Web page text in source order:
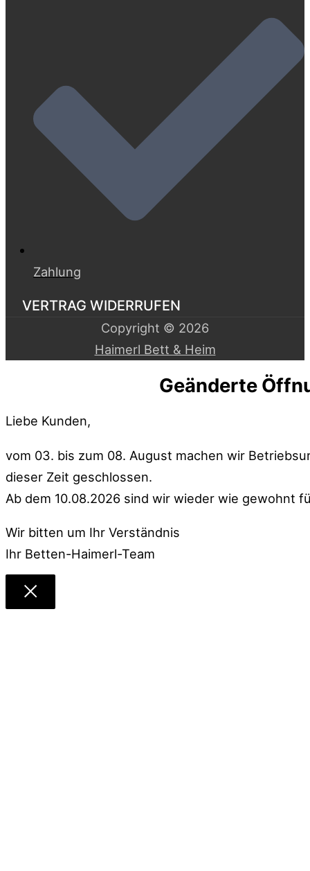
Zahlung
VERTRAG WIDERRUFEN
Copyright © 2026
Haimerl Bett & Heim
Geänderte
Liebe Kunden,
vom 03. bis zum 08. August machen wir
dieser Zeit geschlossen.
Ab dem 10.08.2026 sind wir wieder wie gewohnt
Wir bitten um Ihr Verständnis
Ihr Betten-Haimerl-Team